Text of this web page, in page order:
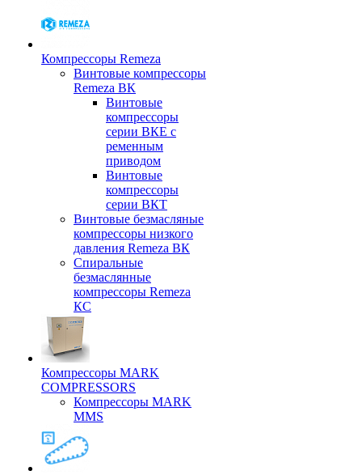
Компрессоры Remeza
Винтовые компрессоры
Remeza ВК
Винтовые
компрессоры
серии ВКЕ с
ременным
приводом
Винтовые
компрессоры
серии ВКТ
Винтовые безмасляные
компрессоры низкого
давления Remeza ВК
Спиральные
безмаслянные
компрессоры Remeza
КС
Компрессоры MARK
COMPRESSORS
Компрессоры MARK
MMS